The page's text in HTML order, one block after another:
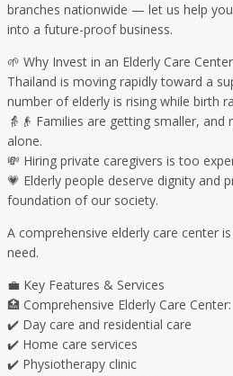
branches nationwide — let us help
into a future-proof business.
🌱 Why Invest in an Elderly Care
Thailand is moving rapidly toward a
number of elderly is rising while birth
👵👴 Families are getting smaller,
alone.
💸 Hiring private caregivers is too
💗 Elderly people deserve dignity and
foundation of our society.
A comprehensive elderly care center
need.
💼 Key Features & Services
🏥 Comprehensive Elderly Care Center:
✔️ Day care and residential care
✔️ Home care services
✔️ Physiotherapy clinic